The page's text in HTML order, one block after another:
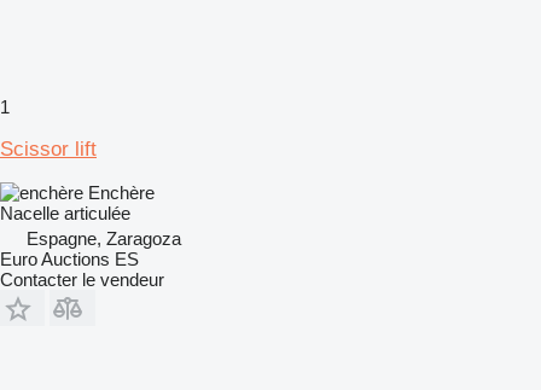
1
Scissor lift
Enchère
Nacelle articulée
Espagne, Zaragoza
Euro Auctions ES
Contacter le vendeur